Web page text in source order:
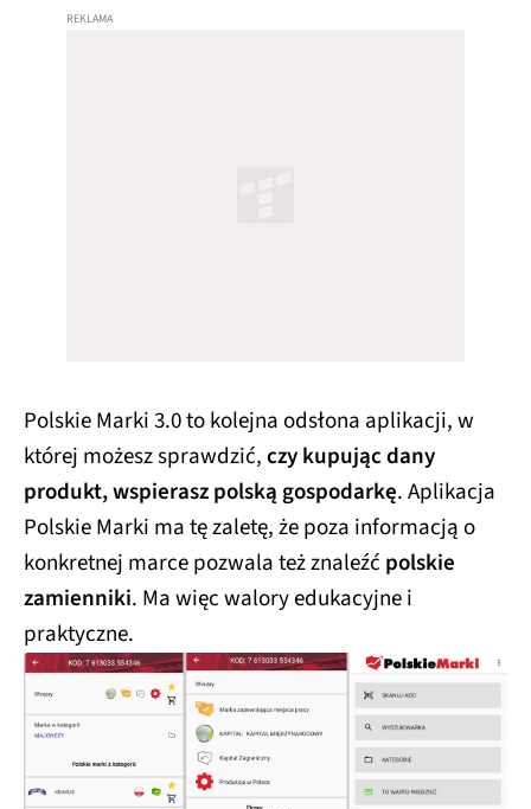
Polskie Marki 3.0 to kolejna odsłona aplikacji, w
której możesz sprawdzić,czy kupując dany
produkt, wspierasz polską gospodarkę. Aplikacja
Polskie Marki ma tę zaletę, że poza informacją o
konkretnej marce pozwala też znaleźć polskie
zamienniki. Ma więc walory edukacyjne i
praktyczne.